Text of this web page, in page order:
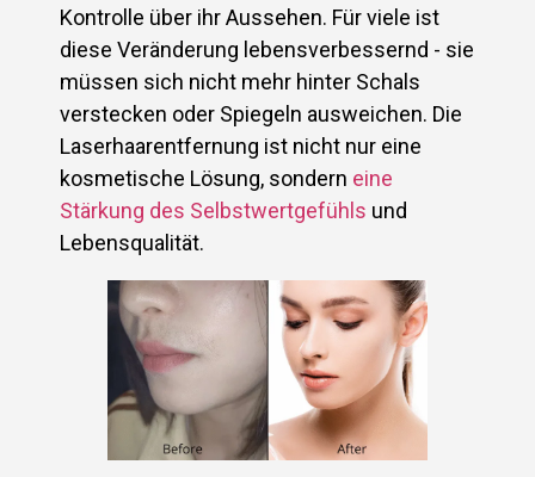
Kontrolle über ihr Aussehen. Für viele ist
diese Veränderung lebensverbessernd - sie
müssen sich nicht mehr hinter Schals
verstecken oder Spiegeln ausweichen. Die
Laserhaarentfernung ist nicht nur eine
kosmetische Lösung, sondern eine
Stärkung des Selbstwertgefühls und
Lebensqualität.